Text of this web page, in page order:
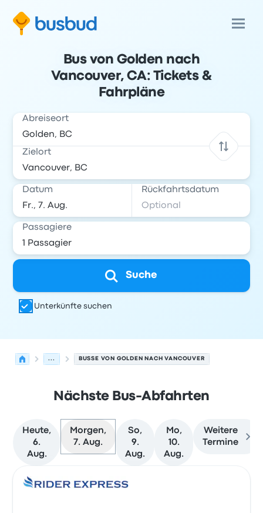
Bus von Golden nach
Vancouver, CA: Tickets &
Fahrpläne
Abreiseort
Zielort
Datum Rückfahrtsdatum
Passagiere
Suche
Unterkünfte suchen
... BUSSE VON GOLDEN NACH VANCOUVER
Nächste Bus-Abfahrten
Heute,
6.
Aug.
Morgen,
7. Aug.
So,
9.
Aug.
Mo,
10.
Aug.
Weitere
Termine